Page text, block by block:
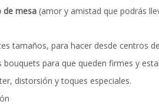
de mesa (amor y amistad que podrás
tamaños, para hacer desde centros
bouquets para que queden firmes y
distorsión y toques especiales.